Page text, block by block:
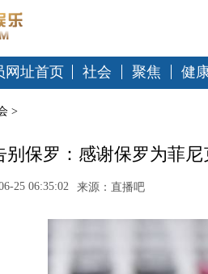
网址首页 社会 聚焦 健
>
别保罗：感谢保罗为菲
25 06:35:02 来源：直播吧